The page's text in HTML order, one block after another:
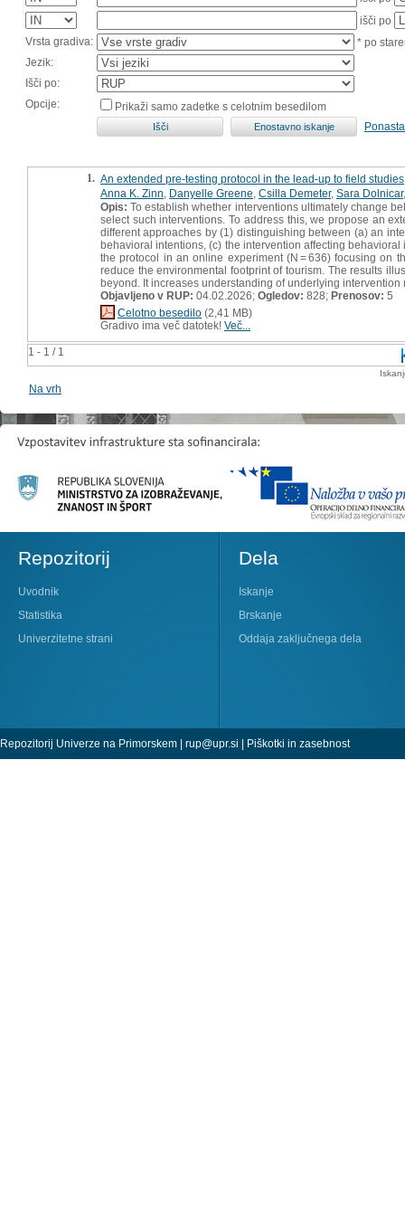
išči po
Vrsta gradiva:
* po
Jezik:
Išči po:
Opcije:
Prikaži samo zadetke s celotnim besedilom
1 - 1 / 1
1. An extended pre-testing protocol in the lead-up to field studies
Anna K. Zinn Danyelle Greene Csilla Demeter, Sara Dolnicar
Opis: To establish whether interventions ultimately change
select such interventions. To address this, we propose an
different approaches by (1) distinguishing between (a) an
behavioral intentions, (c) the intervention affecting
the protocol in an online experiment (N = 636) focusing
reduce the environmental footprint of tourism. The results
beyond. It increases understanding of underlying
Objavljeno v RUP: 04.02.2026; Ogledov: 828; Prenosov: 5
Celotno besedilo (2,41 MB)
Gradivo ima več datotek! Več...
Na vrh
Repozitorij
Uvodnik
Statistika
Univerzitetne strani
Dela
Iskanje
Brskanje
Oddaja zaključnega dela
Repozitorij Univerze na Primorskem | rup@upr.si | Piškotki in zasebnost